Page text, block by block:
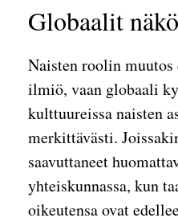
Globaalit
Naisten roolin
ilmiö, vaan globaali
kulttuureissa naisten
merkittävästi.
saavuttaneet
yhteiskunnassa, kun
oikeutensa ovat